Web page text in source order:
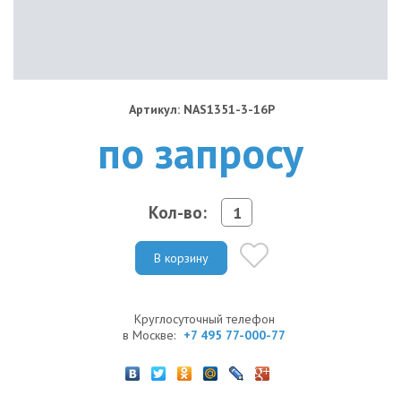
Артикул: NAS1351-3-16P
по запросу
Кол-во:
В корзину
Круглосуточный телефон
в Москве: +7 495 77-000-77